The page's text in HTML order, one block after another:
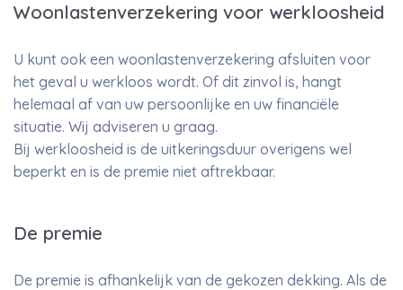
Woonlastenverzekering voor werkloosheid
U kunt ook een woonlastenverzekering afsluiten voor
het geval u werkloos wordt. Of dit zinvol is, hangt
helemaal af van uw persoonlijke en uw financiële
situatie. Wij adviseren u graag.
Bij werkloosheid is de uitkeringsduur overigens wel
beperkt en is de premie niet aftrekbaar.
De premie
De premie is afhankelijk van de gekozen dekking. Als de